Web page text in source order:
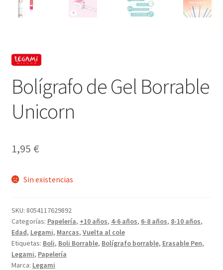
Bolígrafo de Gel Borrable
Unicorn
1,95 €
Sin existencias
SKU: 8054117629892
Categorías: Papelería, +10 años, 4-6 años, 6-8 años, 8-10 años,
Edad, Legami, Marcas, Vuelta al cole
Etiquetas: Boli, Boli Borrable, Bolígrafo borrable, Erasable Pen,
Legami, Papelería
Marca: Legami